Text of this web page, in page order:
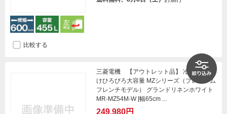
比較する
三菱電機 【アウトレット品】 冷蔵庫 中だ
けひろびろ大容量 MZシリーズ（プレミアム
フレンチモデル） グランドリネンホワイト
MR-MZ54M-W [幅65cm ...
249,980円